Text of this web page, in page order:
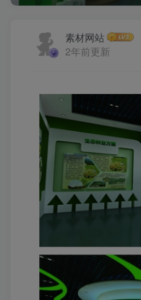
素材网站
2年前更新